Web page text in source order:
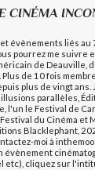
CINÉMA
évènements liés au
pourrez me suivre
de Deauville,
de 10 fois
plus de vingt
parallèles,
l'un le Festival de
du Cinéma et
Blacklephant,
moi à
évènement
etc), cliquez sur